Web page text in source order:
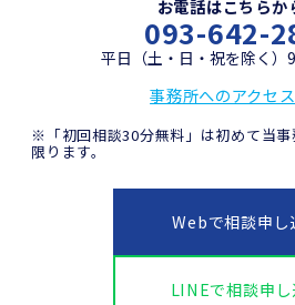
お電話はこちらか
093-642-
平日（土・日・祝を除く）
事務所へのアクセス
※「初回相談30分無料」は初めて当
限ります。
Webで相談申し
LINEで相談申